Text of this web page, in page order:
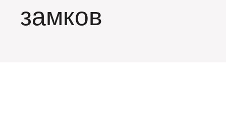
замков